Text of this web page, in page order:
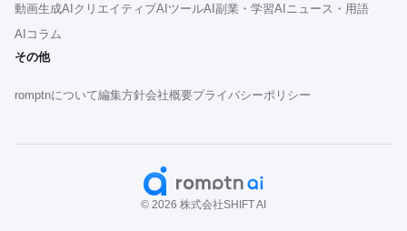
動画生成AIクリエイティブAIツールAI副業・学習AIニュース・用語
AIコラム
その他
romptnについて編集方針会社概要プライバシーポリシー
© 2026 株式会社SHIFT AI